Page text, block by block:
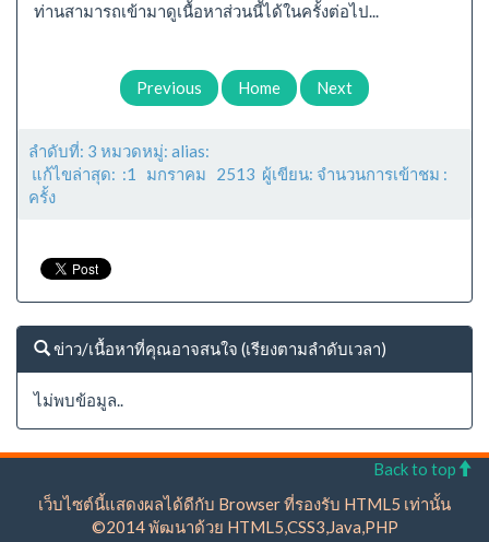
ท่านสามารถเข้ามาดูเนื้อหาส่วนนี้ได้ในครั้งต่อไป...
Previous Home Next
ลำดับที่: 3 หมวดหมู่: alias:
แก้ไขล่าสุด: :1 มกราคม 2513 ผู้เขียน: จำนวนการเข้าชม :
ครั้ง
ข่าว/เนื้อหาที่คุณอาจสนใจ (เรียงตามลำดับเวลา)
ไม่พบข้อมูล..
Back to top
เว็บไซต์นี้แสดงผลได้ดีกับ Browser ที่รองรับ HTML5 เท่านั้น
©2014 พัฒนาด้วย HTML5,CSS3,Java,PHP